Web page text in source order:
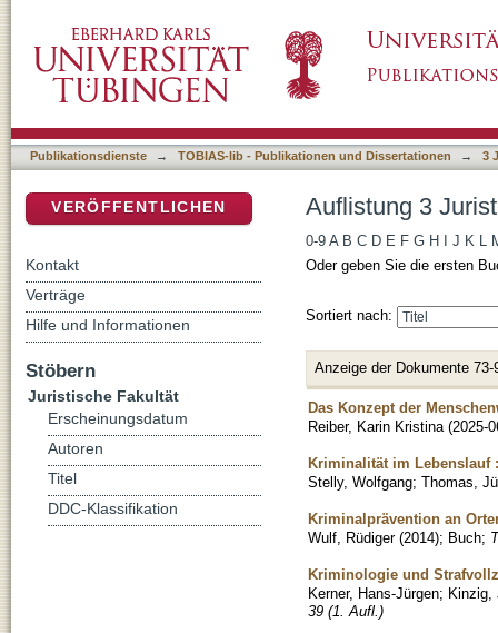
Publikationsdienste → TOBIAS-lib - Publikationen und Dissertationen → 3
Auflistung 3
0-9 A B C D E F G H J K L
Oder geben Sie die ersten
Sortiert nach:
Anzeige der Dokumente 73-
Das Konzept der
Reiber, Karin Kristina (2025-
Kriminalität im Lebenslauf
Stelly, Wolfgang; Thomas,
Kriminalprävention an
Wulf, Rüdiger (2014); Buch;
Kriminologie und
Kerner, Hans-Jürgen; Kinzig,
39 (1. Aufl.)
VERÖFFENTLICHEN
Kontakt
Verträge
Hilfe und Informationen
Stöbern
Juristische Fakultät
Erscheinungsdatum
Autoren
Titel
DDC-Klassifikation